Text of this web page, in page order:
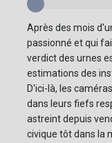
Après des mois
passionné et qui
verdict des urnes
estimations des
D'ici-là, les
dans leurs fiefs
astreint depuis
civique tôt dans la